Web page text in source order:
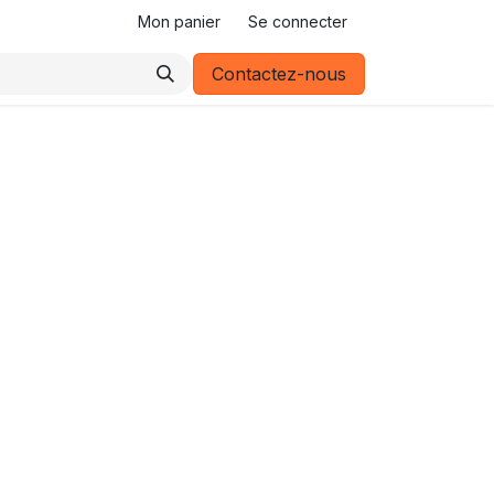
Mon panier Se connecter
Contactez-nous